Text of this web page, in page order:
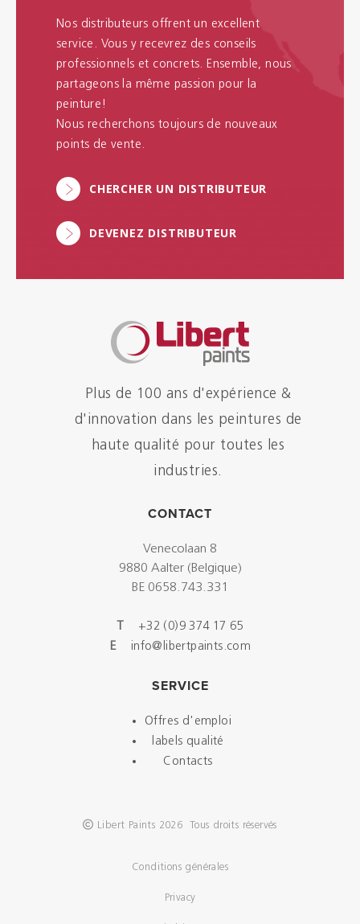
Nos distributeurs offrent un excellent
service. Vous y recevrez des conseils
professionnels et concrets. Ensemble, nous
partageons la même passion pour la
peinture!
Nous recherchons toujours de nouveaux
points de vente.
CHERCHER UN DISTRIBUTEUR
DEVENEZ DISTRIBUTEUR
Plus de 100 ans d'expérience &
d'innovation dans les peintures de
haute qualité pour toutes les
industries.
CONTACT
Venecolaan 8
9880 Aalter (Belgique)
BE 0658.743.331
+32 (0)9 374 17 65
E info@libertpaints.com
SERVICE
Offres d'emploi
labels qualité
Contacts
Libert Paints 2026 Tous droits réservés
Conditions générales
Privacy